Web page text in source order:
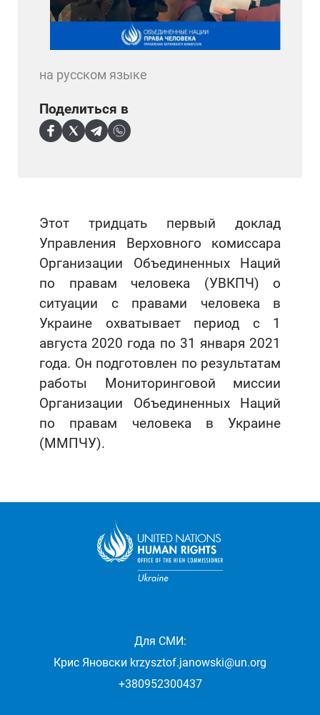
Этот тридцать первый доклад
Управления Верховного комиссара
Организации Объединенных Наций
по правам человека (УВКПЧ) о
ситуации с правами человека в
Украине охватывает период с 1
августа 2020 года по 31 января 2021
года. Он подготовлен по результатам
работы Мониторинговой миссии
Организации Объединенных Наций
по правам человека в Украине
(ММПЧУ).
на русском языке
Поделиться в
Для СМИ:
Крис Яновски krzysztof.janowski@un.org
+380952300437